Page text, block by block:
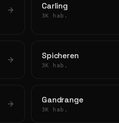
Carling
3K hab.
Spicheren
3K hab.
Gandrange
3K hab.